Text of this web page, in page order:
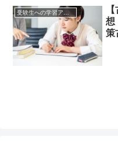
受験生への学習アドバイス
想
策